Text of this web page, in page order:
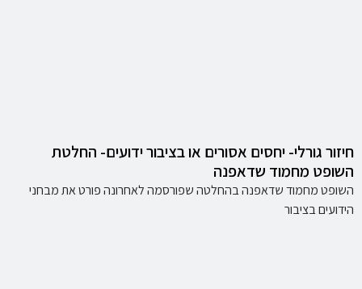
חיזור גורלי- יחסים אסורים או בציבור ידועים- החלטת
השופט מחמוד שדאפנה
השופט מחמוד שדאפנה בהחלטה שפורסמה לאחרונה פורט את מבחני
הידועים בציבור